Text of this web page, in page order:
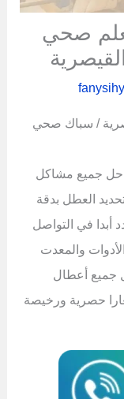
صحي
fanysihy
/ سباك صحي
حل جميع مشاكل
العطل بدقة
أبدا في التواصل
والمعدت
جميع أعطال
حصرية ورخيصة